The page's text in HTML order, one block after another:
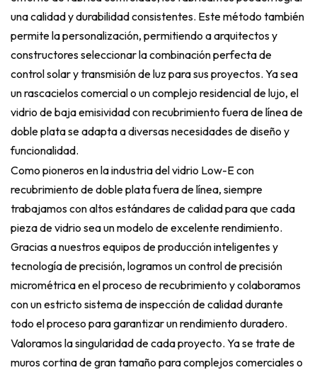
una calidad y durabilidad consistentes. Este método también
permite la personalización, permitiendo a arquitectos y
constructores seleccionar la combinación perfecta de
control solar y transmisión de luz para sus proyectos. Ya sea
un rascacielos comercial o un complejo residencial de lujo, el
vidrio de baja emisividad con recubrimiento fuera de línea de
doble plata se adapta a diversas necesidades de diseño y
funcionalidad.
Como pioneros en la industria del vidrio Low-E con
recubrimiento de doble plata fuera de línea, siempre
trabajamos con altos estándares de calidad para que cada
pieza de vidrio sea un modelo de excelente rendimiento.
Gracias a nuestros equipos de producción inteligentes y
tecnología de precisión, logramos un control de precisión
micrométrica en el proceso de recubrimiento y colaboramos
con un estricto sistema de inspección de calidad durante
todo el proceso para garantizar un rendimiento duradero.
Valoramos la singularidad de cada proyecto. Ya se trate de
muros cortina de gran tamaño para complejos comerciales o